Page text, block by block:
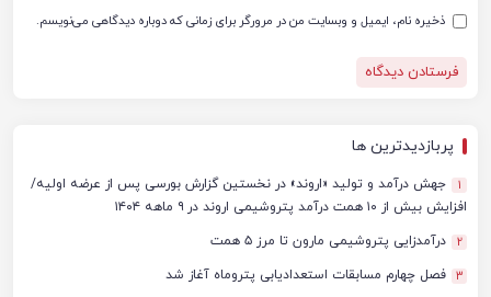
ذخیره نام، ایمیل و وبسایت من در مرورگر برای زمانی که دوباره دیدگاهی می‌نویسم.
پربازدیدترین ها
1
جهش درآمد و تولید «اروند» در نخستین گزارش بورسی پس از عرضه اولیه/
افزایش بیش از ۱۰ همت درآمد پتروشیمی اروند در ۹ ماهه ۱۴۰۴
2 درآمدزایی پتروشیمی مارون تا مرز ۵ همت
3 فصل چهارم مسابقات استعدادیابی پتروماه آغاز شد